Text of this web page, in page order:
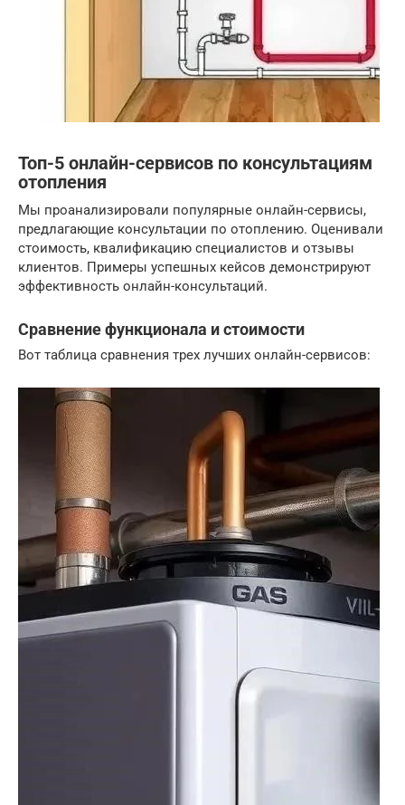
Топ-5 онлайн-сервисов по консультациям
отопления
Мы проанализировали популярные онлайн-сервисы,
предлагающие консультации по отоплению. Оценивали
стоимость, квалификацию специалистов и отзывы
клиентов. Примеры успешных кейсов демонстрируют
эффективность онлайн-консультаций.
Сравнение функционала и стоимости
Вот таблица сравнения трех лучших онлайн-сервисов: